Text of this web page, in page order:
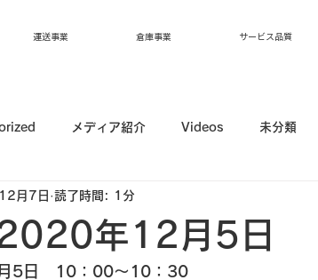
運送事業 倉庫事業 サービス品質
メディア紹介 Videos 未分類
年12月5日
月7日 読了時間: 1分
5日　10：00～10：30